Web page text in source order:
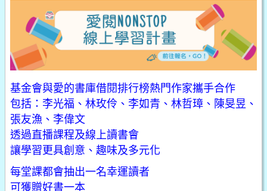
基金會與愛的書庫借閱排行榜熱門作家攜手合作
包括：李光福、林玫伶、李如青、林哲璋、陳旻昱、
張友漁、李偉文
透過直播課程及線上讀書會
讓學習更具創意、趣味及多元化
每堂課都會抽出一名幸運讀者
可獲贈好書一本